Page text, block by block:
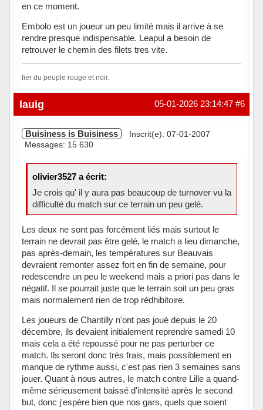
en ce moment.
Embolo est un joueur un peu limité mais il arrive à se
rendre presque indispensable. Leapul a besoin de
retrouver le chemin des filets tres vite.
fier du peuple rouge et noir.
Hors ligne #6
05-01-2026 23:14:47
lauig
Buisiness is Buisiness
Inscrit(e): 07-01-2007
Messages: 15 630
olivier3527 a écrit:
Je crois qu' il y aura pas beaucoup de turnover vu la
difficulté du match sur ce terrain un peu gelé.
Les deux ne sont pas forcément liés mais surtout le
terrain ne devrait pas être gelé, le match a lieu dimanche,
pas après-demain, les températures sur Beauvais
devraient remonter assez fort en fin de semaine, pour
redescendre un peu le weekend mais a priori pas dans le
négatif. Il se pourrait juste que le terrain soit un peu gras
mais normalement rien de trop rédhibitoire.
Les joueurs de Chantilly n'ont pas joué depuis le 20
décembre, ils devaient initialement reprendre samedi 10
mais cela a été repoussé pour ne pas perturber ce
match. Ils seront donc très frais, mais possiblement en
manque de rythme aussi, c'est pas rien 3 semaines sans
jouer. Quant à nous autres, le match contre Lille a quand-
même sérieusement baissé d'intensité après le second
but, donc j'espère bien que nos gars, quels que soient